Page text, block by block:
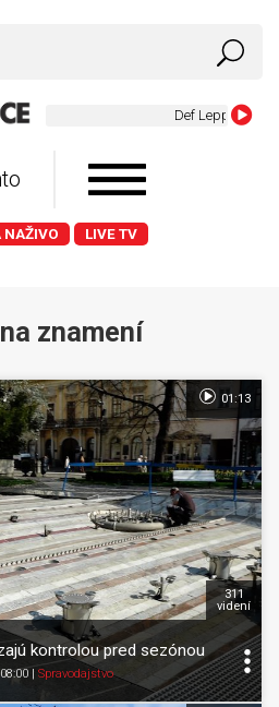
Def Leppard -
NAŽIVO LIVE TV
znamení
kontrolou pred sezónou
Spravodajstvo
311
videní
01:13